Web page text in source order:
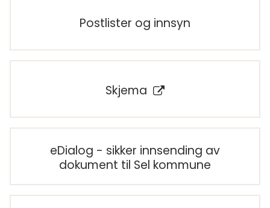
Postlister og innsyn
Skjema
eDialog - sikker innsending av
dokument til Sel kommune